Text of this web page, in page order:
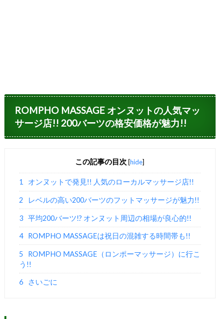
ROMPHO MASSAGE オンヌットの人気マッ
サージ店!! 200バーツの格安価格が魅力!!
この記事の目次 [hide]
1 オンヌットで発見!! 人気のローカルマッサージ店!!
2 レベルの高い200バーツのフットマッサージが魅力!!
3 平均200バーツ!? オンヌット周辺の相場が良心的!!
4 ROMPHO MASSAGEは祝日の混雑する時間帯も!!
5
ROMPHO MASSAGE（ロンポーマッサージ）に行こ
う!!
6 さいごに